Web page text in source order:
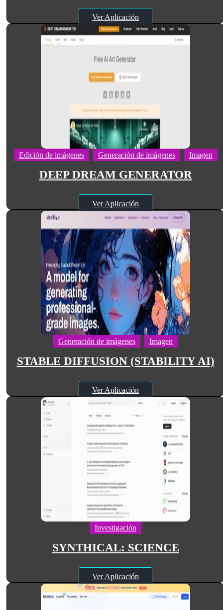
Ver Aplicación
Edición de imágenes Generación de imágenes Imagen
DEEP DREAM GENERATOR
Ver Aplicación
Generación de imágenes Imagen
STABLE DIFFUSION (STABILITY AI)
Ver Aplicación
Investigación
SYNTHICAL: SCIENCE
Ver Aplicación